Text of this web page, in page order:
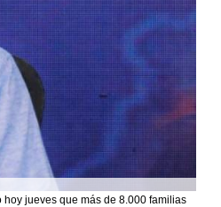
jueves que más de 8.000 familias